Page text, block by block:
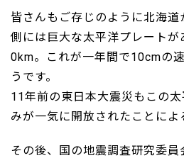
皆さんもご存じのように北海
側には巨大な太平洋プレート
0km。これが一年間で10cmの
うです。
11年前の東日本大震災もこの
みが一気に開放されたことによ
その後、国の地震調査研究委